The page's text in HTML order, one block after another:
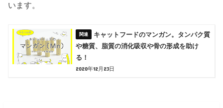
います。
キャットフードのマンガン。タンパク質
や糖質、脂質の消化吸収や骨の形成を助け
る！
2020年12月23日